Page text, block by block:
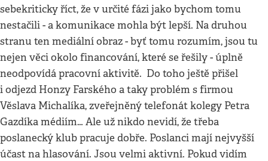
sebekriticky říct, že v určité fázi jako bychom tomu
nestačili - a komunikace mohla být lepší. Na druhou
stranu ten mediální obraz - byť tomu rozumím, jsou tu
nejen věci okolo financování, které se řešily - úplně
neodpovídá pracovní aktivitě. Do toho ještě přišel
i odjezd Honzy Farského a taky problém s firmou
Věslava Michalíka, zveřejněný telefonát kolegy Petra
Gazdíka médiím… Ale už nikdo nevidí, že třeba
poslanecký klub pracuje dobře. Poslanci mají nejvyšší
účast na hlasování. Jsou velmi aktivní. Pokud vidím